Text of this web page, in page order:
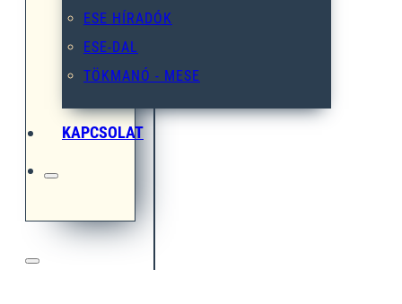
ESE HÍRADÓK
ESE-DAL
TÖKMANÓ - MESE
KAPCSOLAT